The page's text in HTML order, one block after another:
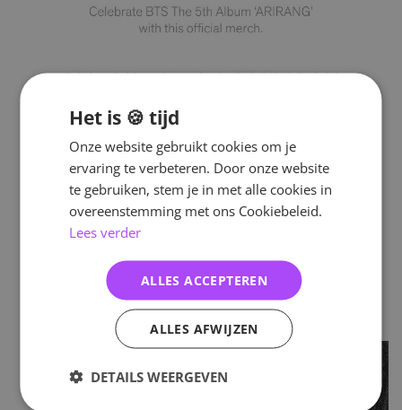
Het is 🍪 tijd
Onze website gebruikt cookies om je
ervaring te verbeteren. Door onze website
te gebruiken, stem je in met alle cookies in
overeenstemming met ons Cookiebeleid.
Lees verder
ALLES ACCEPTEREN
ALLES AFWIJZEN
DETAILS WEERGEVEN